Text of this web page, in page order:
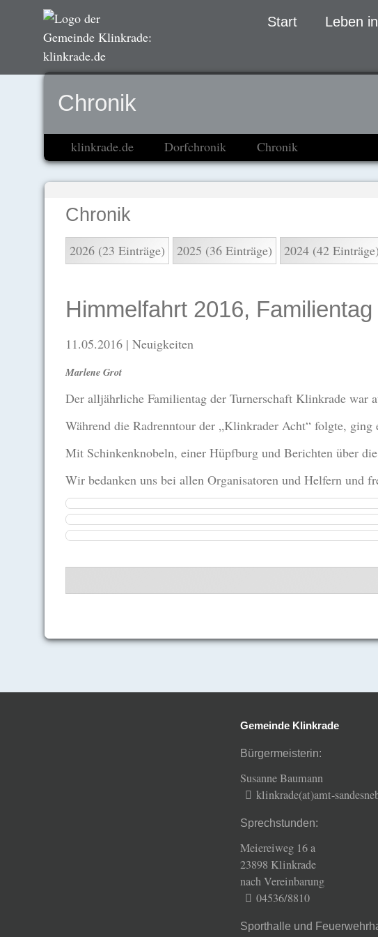
Navigation
Start Leben
Chronik
klinkrade.de Dorfchronik Chronik
Chronik
2026 (23 Einträge) 2025 (36 Einträge) 2024 (42 Einträge)
Himmelfahrt 2016,
11.05.2016 | Neuigkeiten
Marlene Grot
Der alljährliche Familientag der Turnerschaft Klinkrade war
Während die Radrenntour der „Klinkrader Acht“ folgte,
Mit Schinkenknobeln, einer Hüpfburg und Berichten über
Wir bedanken uns bei allen Organisatoren und Helfern und
Gemeinde Klinkrade
Bürgermeisterin:
Susanne Baumann
klinkrade(at)amt-
Sprechstunden:
Meiereiweg 16 a
23898 Klinkrade
nach Vereinbarung
04536/8810
Sporthalle und